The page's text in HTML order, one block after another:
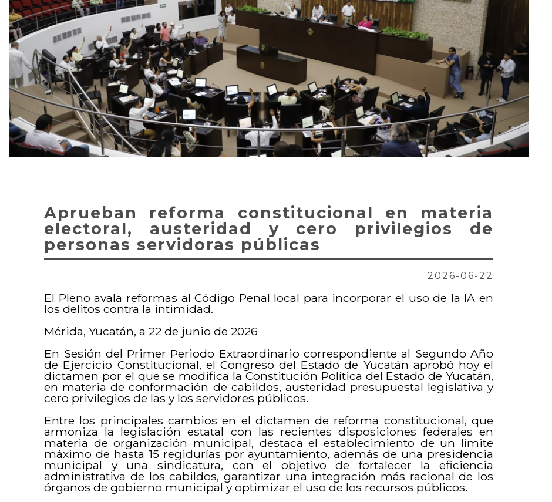
Aprueban reforma constitucional en materia
electoral, austeridad y cero privilegios de
personas servidoras públicas
2026-06-22
El Pleno avala reformas al Código Penal local para incorporar el uso de la IA en
los delitos contra la intimidad.
Mérida, Yucatán, a 22 de junio de 2026
En Sesión del Primer Periodo Extraordinario correspondiente al Segundo Año
de Ejercicio Constitucional, el Congreso del Estado de Yucatán aprobó hoy el
dictamen por el que se modifica la Constitución Política del Estado de Yucatán,
en materia de conformación de cabildos, austeridad presupuestal legislativa y
cero privilegios de las y los servidores públicos.
Entre los principales cambios en el dictamen de reforma constitucional, que
armoniza la legislación estatal con las recientes disposiciones federales en
materia de organización municipal, destaca el establecimiento de un límite
máximo de hasta 15 regidurías por ayuntamiento, además de una presidencia
municipal y una sindicatura, con el objetivo de fortalecer la eficiencia
administrativa de los cabildos, garantizar una integración más racional de los
órganos de gobierno municipal y optimizar el uso de los recursos públicos.